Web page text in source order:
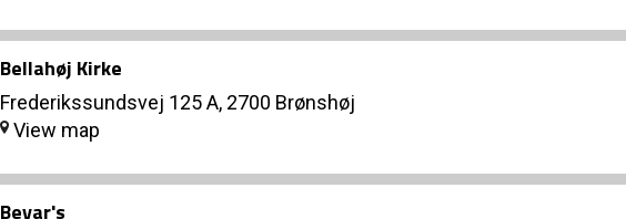
Bellahøj Kirke
Frederikssundsvej 125 A, 2700 Brønshøj
View map
Bevar's